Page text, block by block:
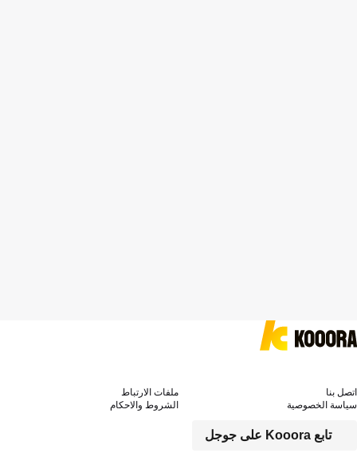
تابع Kooora على جوجل
اتصل بنا
ملفات الارتباط
سياسة الخصوصية
الشروط والاحكام